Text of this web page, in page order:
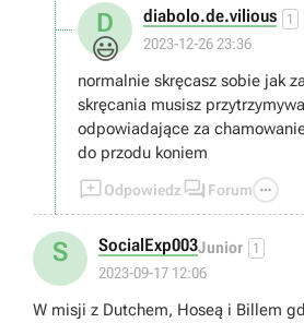
D
😃
diabolo.de.vilious 1
2023-12-26 23:36
normalnie skręcasz sobie jak
skręcania musisz
odpowiadające za
do przodu koniem
Odpowiedz  Forum 
S SocialExp003Junior 1
2023-09-17 12:06
W misji z Dutchem, Hoseą i Billem